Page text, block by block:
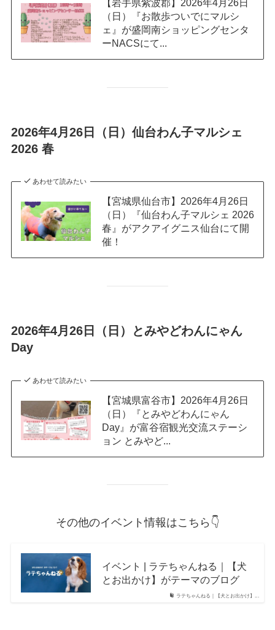
【岩手県紫波郡】2026年4月26日
（日）『お散歩ついでにマルシ
ェ』が盛岡南ショッピングセンタ
ーNACSにて...
2026年4月26日（日）仙台わん子マルシェ
2026 春
あわせて読みたい
【宮城県仙台市】2026年4月26日
（日）『仙台わん子マルシェ 2026
春』がアクアイグニス仙台にて開
催！
2026年4月26日（日）とみやどわんにゃん
Day
あわせて読みたい
【宮城県富谷市】2026年4月26日
（日）『とみやどわんにゃん
Day』が富谷宿観光交流ステーシ
ョン とみやど...
その他のイベント情報はこちら👇
ラテちゃんねる｜【犬とお出かけ】...
イベント | ラテちゃんねる｜【犬
とお出かけ】がテーマのブログ